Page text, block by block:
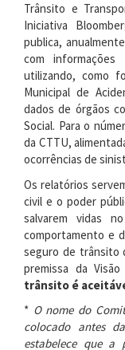
Trânsito e
Iniciativa
publica,
com
utilizando, como
Municipal de
dados de órgãos
Social. Para o
da CTTU,
ocorrências de
Os relatórios
civil e o poder
salvarem vidas
comportamento e
seguro de trânsito
premissa da
trânsito é
* O nome do
colocado antes
estabelece que